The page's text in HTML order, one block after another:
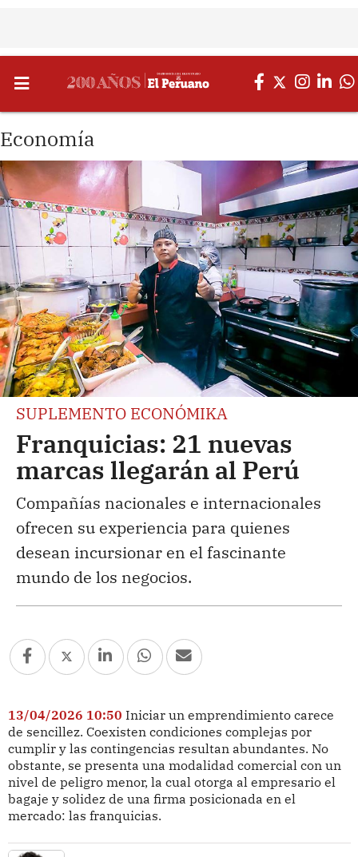
Economía
SUPLEMENTO ECONÓMIKA
Franquicias: 21 nuevas
marcas llegarán al Perú
Compañías nacionales e internacionales
ofrecen su experiencia para quienes
desean incursionar en el fascinante
mundo de los negocios.
13/04/2026 10:50 Iniciar un emprendimiento carece
de sencillez. Coexisten condiciones complejas por
cumplir y las contingencias resultan abundantes. No
obstante, se presenta una modalidad comercial con un
nivel de peligro menor, la cual otorga al empresario el
bagaje y solidez de una firma posicionada en el
mercado: las franquicias.